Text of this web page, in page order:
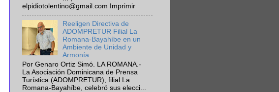
elpidiotolentino@gmail.com Imprimir
Reeligen Directiva de
ADOMPRETUR Filial La
Romana-Bayahíbe en un
Ambiente de Unidad y
Armonía
Por Genaro Ortiz Simó. LA ROMANA.-
La Asociación Dominicana de Prensa
Turística (ADOMPRETUR), filial La
Romana-Bayahíbe, celebró sus elecci...